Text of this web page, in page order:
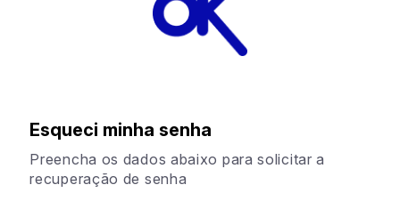
Esqueci minha senha
Preencha os dados abaixo para solicitar a
recuperação de senha